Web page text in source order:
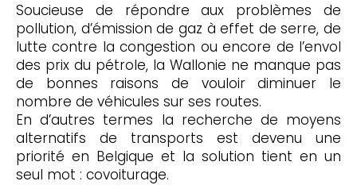
Soucieuse de répondre aux problèmes de
pollution, d’émission de gaz à effet de serre, de
lutte contre la congestion ou encore de l’envol
des prix du pétrole, la Wallonie ne manque pas
de bonnes raisons de vouloir diminuer le
nombre de véhicules sur ses routes.
En d’autres termes la recherche de moyens
alternatifs de transports est devenu une
priorité en Belgique et la solution tient en un
seul mot : covoiturage.